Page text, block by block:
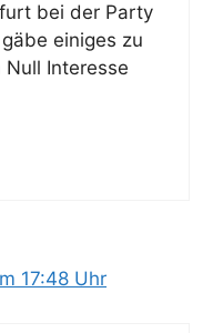
bei der Party
einiges zu
Interesse
17:48 Uhr